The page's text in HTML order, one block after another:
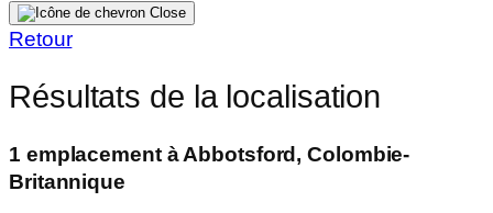
Close
Retour
Résultats de la localisation
1 emplacement à Abbotsford, Colombie-
Britannique